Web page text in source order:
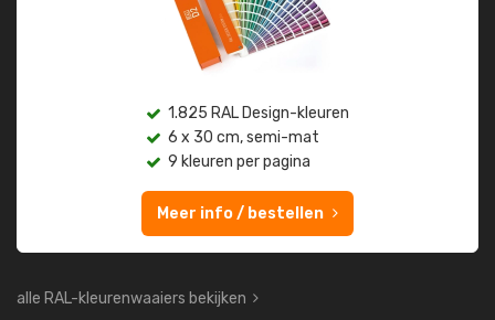
1.825 RAL Design-kleuren
6 x 30 cm, semi-mat
9 kleuren per pagina
Meer info / bestellen
alle RAL-kleurenwaaiers bekijken